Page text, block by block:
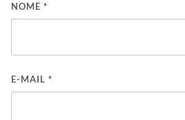
NOME *
E-MAIL *